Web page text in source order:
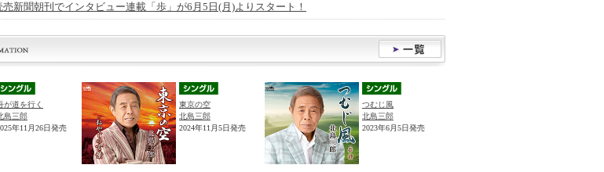
売新聞朝刊でインタビュー連載「歩」が6月5日(月)よりスタート！
が道を行く
島三郎
年11月26日発売
東京の空
北島三郎
2024年11月5日発売
つむじ風
北島三郎
2023年6月5日発売